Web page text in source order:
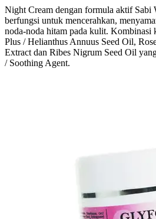
Night Cream dengan formula aktif Sabi
berfungsi untuk mencerahkan,
noda-noda hitam pada kulit. Kombinasi
Plus / Helianthus Annuus Seed Oil,
Extract dan Ribes Nigrum Seed Oil
/ Soothing Agent.